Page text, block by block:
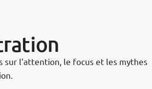
sur l’attention, le focus et les mythes